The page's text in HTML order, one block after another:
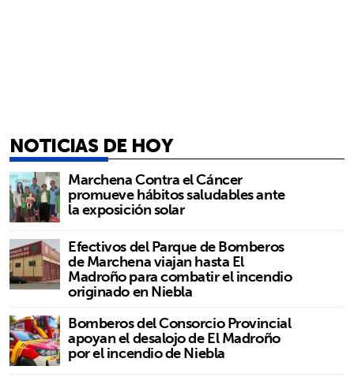
NOTICIAS DE HOY
Marchena Contra el Cáncer
promueve hábitos saludables ante
la exposición solar
Efectivos del Parque de Bomberos
de Marchena viajan hasta El
Madroño para combatir el incendio
originado en Niebla
Bomberos del Consorcio Provincial
apoyan el desalojo de El Madroño
por el incendio de Niebla